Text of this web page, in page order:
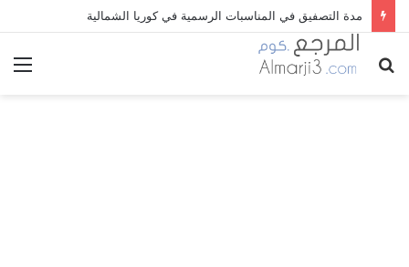
مدة التصفيق في المناسبات الرسمية في كوريا الشمالية
بحث